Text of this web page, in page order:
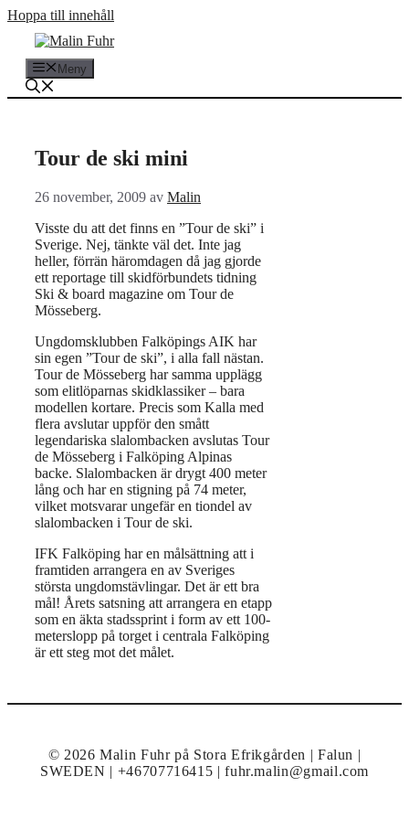
Hoppa till innehåll
Meny
Tour de ski mini
26 november, 2009 av Malin
Visste du att det finns en ”Tour de ski” i
Sverige. Nej, tänkte väl det. Inte jag
heller, förrän häromdagen då jag gjorde
ett reportage till skidförbundets tidning
Ski & board magazine om Tour de
Mösseberg.
Ungdomsklubben Falköpings AIK har
sin egen ”Tour de ski”, i alla fall nästan.
Tour de Mösseberg har samma upplägg
som elitlöparnas skidklassiker – bara
modellen kortare. Precis som Kalla med
flera avslutar uppför den smått
legendariska slalombacken avslutas Tour
de Mösseberg i Falköping Alpinas
backe. Slalombacken är drygt 400 meter
lång och har en stigning på 74 meter,
vilket motsvarar ungefär en tiondel av
slalombacken i Tour de ski.
IFK Falköping har en målsättning att i
framtiden arrangera en av Sveriges
största ungdomstävlingar. Det är ett bra
mål! Årets satsning att arrangera en etapp
som en äkta stadssprint i form av ett 100-
meterslopp på torget i centrala Falköping
är ett steg mot det målet.
© 2026 Malin Fuhr på Stora Efrikgården | Falun |
SWEDEN | +46707716415 | fuhr.malin@gmail.com